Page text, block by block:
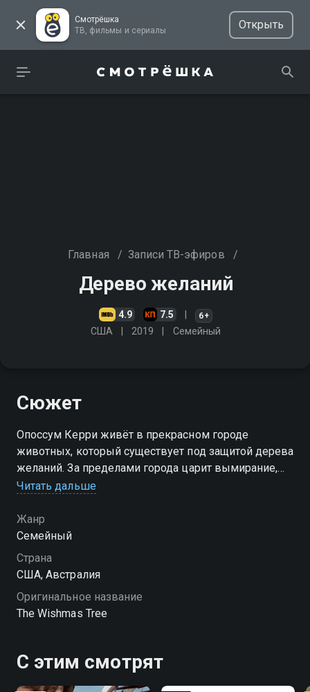
Смотрёшка
ТВ, фильмы и сериалы
Открыть
Главная / Записи ТВ-эфиров /
Дерево желаний
4.9 7.5 6+
США 2019 Cемейный
Сюжет
Опоссум Керри живёт в прекрасном городе
животных, который существует под защитой дерева
желаний. За пределами города царит вымирание,
поэтому местные жители никогда не выходят за его
пределами города
Читать дальше
Жанр
Cемейный
Страна
США, Австралия
Оригинальное название
The Wishmas Tree
С этим смотрят